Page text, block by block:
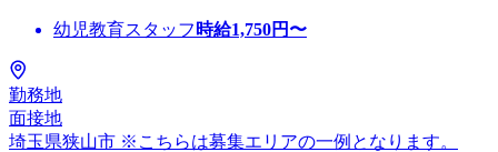
幼児教育スタッフ 時給1,750円〜
勤務地
面接地
埼玉県狭山市 ※こちらは募集エリアの一例となります。